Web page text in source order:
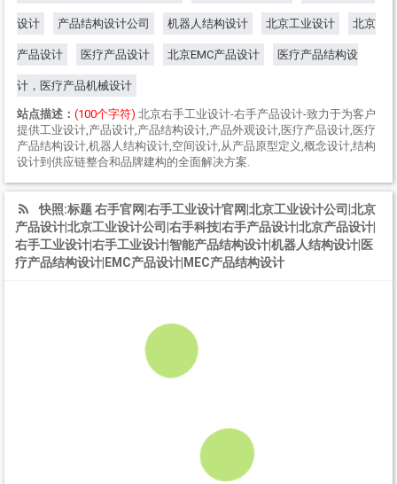
设计 产品结构设计公司 机器人结构设计 北京工业设计 北京
产品设计 医疗产品设计 北京EMC产品设计 医疗产品结构设
计，医疗产品机械设计
站点描述： (100个字符) 北京右手工业设计-右手产品设计-致力于为客户
提供工业设计,产品设计,产品结构设计,产品外观设计,医疗产品设计,医疗
产品结构设计,机器人结构设计,空间设计,从产品原型定义,概念设计,结构
设计到供应链整合和品牌建构的全面解决方案.
快照:标题 右手官网|右手工业设计官网|北京工业设计公司|北京
产品设计|北京工业设计公司|右手科技|右手产品设计|北京产品设计|
右手工业设计|右手工业设计|智能产品结构设计|机器人结构设计|医
疗产品结构设计|EMC产品设计|MEC产品结构设计